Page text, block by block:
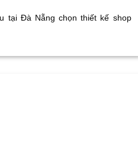
tại Đà Nẵng chọn thiết kế shop